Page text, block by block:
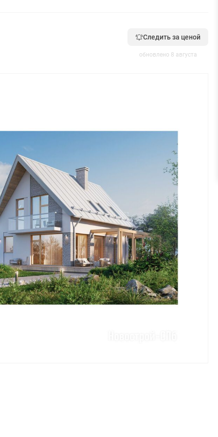
Следить за ценой
обновлено 8 августа